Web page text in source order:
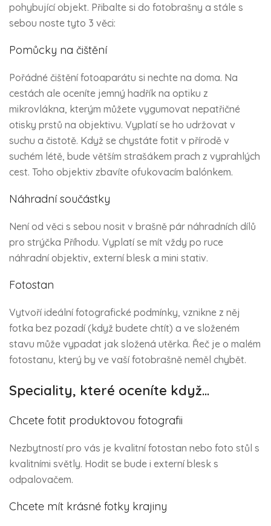
pohybující objekt. Přibalte si do fotobrašny a stále s
sebou noste tyto 3 věci:
Pomůcky na čištění
Pořádné čištění fotoaparátu si nechte na doma. Na
cestách ale oceníte jemný hadřík na optiku z
mikrovlákna, kterým můžete vygumovat nepatřičné
otisky prstů na objektivu. Vyplatí se ho udržovat v
suchu a čistotě. Když se chystáte fotit v přírodě v
suchém létě, bude větším strašákem prach z vyprahlých
cest. Toho objektiv zbavíte ofukovacím balónkem.
Náhradní součástky
Není od věci s sebou nosit v brašně pár náhradních dílů
pro strýčka Příhodu. Vyplatí se mít vždy po ruce
náhradní objektiv, externí blesk a mini stativ.
Fotostan
Vytvoří ideální fotografické podmínky, vznikne z něj
fotka bez pozadí (když budete chtít) a ve složeném
stavu může vypadat jak složená utěrka. Řeč je o malém
fotostanu, který by ve vaší fotobrašně neměl chybět.
Speciality, které oceníte když…
Chcete fotit produktovou fotografii
Nezbytností pro vás je kvalitní fotostan nebo foto stůl s
kvalitními světly. Hodit se bude i externí blesk s
odpalovačem.
Chcete mít krásné fotky krajiny